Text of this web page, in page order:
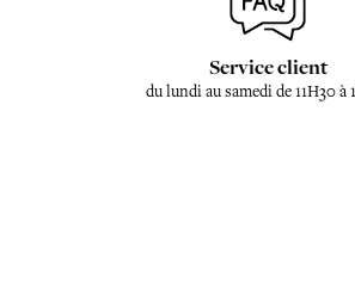
Service client
du lundi au samedi de 11H30 à